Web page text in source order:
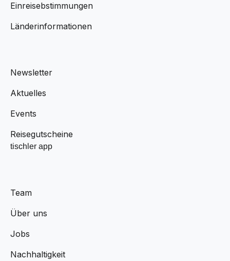
Einreisebstimmungen
Länderinformationen
Newsletter
Aktuelles
Events
Reisegutscheine
tischler app
Team
Über uns
Jobs
Nachhaltigkeit